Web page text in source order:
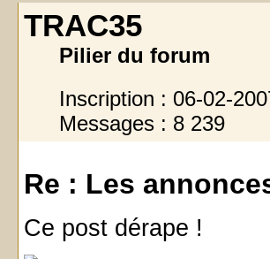
TRAC35
Pilier du forum
Inscription : 06-02-
Messages : 8 239
Re : Les
Ce post dérape !